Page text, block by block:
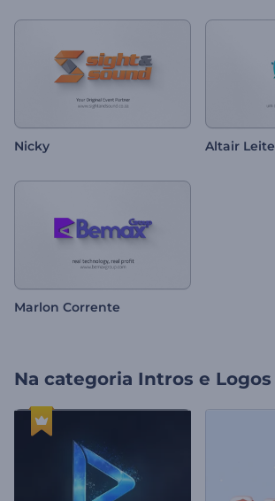
Nicky Altair Leite
Marlon Corrente
Na categoria Intros e Logos